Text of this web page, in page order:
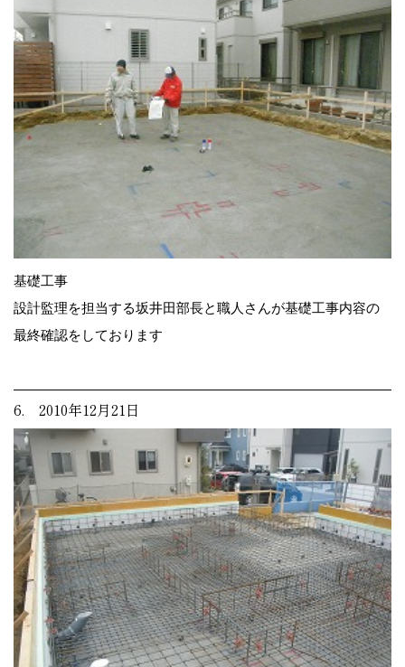
基礎工事
設計監理を担当する坂井田部長と職人さんが基礎工事内容の
最終確認をしております
6. 2010年12月21日